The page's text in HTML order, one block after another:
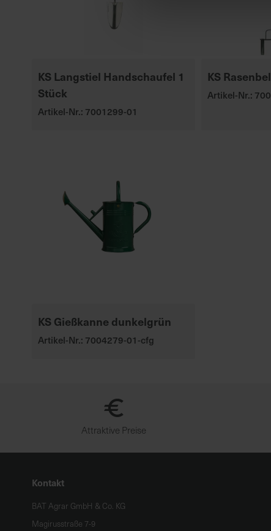
KS Langstiel Handschaufel 1
Stück
Artikel-Nr.: 7001299-01
KS
Artikel-Nr.:
KS Gießkanne dunkelgrün
Artikel-Nr.: 7004279-01-cfg
Attraktive Preise
Kontakt
BAT Agrar GmbH & Co. KG
Magirusstraße 7-9